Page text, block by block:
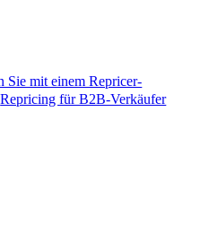
Sie mit einem Repricer-
Repricing für B2B-Verkäufer